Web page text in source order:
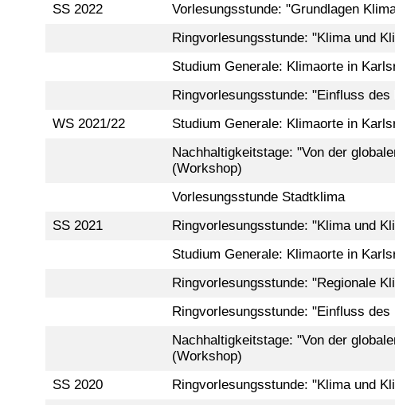
SS 2022
Vorlesungsstunde: "Grundlagen
Ringvorlesungsstunde: "Klima und
Studium Generale: Klimaorte in
Ringvorlesungsstunde: "Einfluss
WS 2021/22
Studium Generale: Klimaorte in
Nachhaltigkeitstage: "Von der
(Workshop)
Vorlesungsstunde Stadtklima
SS 2021
Ringvorlesungsstunde: "Klima und
Studium Generale: Klimaorte in
Ringvorlesungsstunde: "Regionale
Ringvorlesungsstunde: "Einfluss
Nachhaltigkeitstage: "Von der
(Workshop)
SS 2020 Ringvorlesungsstunde: "Klima und